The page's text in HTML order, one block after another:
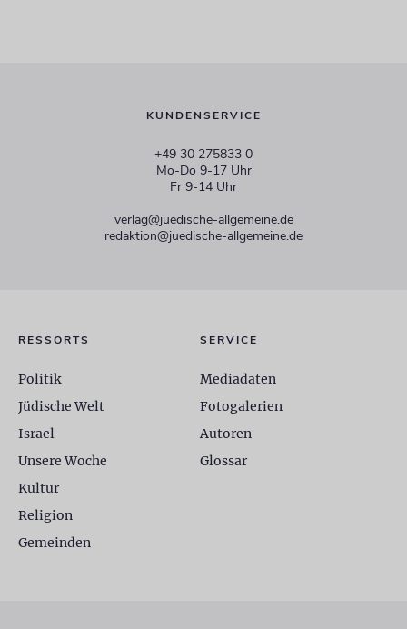
KUNDENSERVICE
+49 30 275833 0
Mo-Do 9-17 Uhr
Fr 9-14 Uhr
verlag@juedische-allgemeine.de
redaktion@juedische-allgemeine.de
RESSORTS
Politik
Jüdische Welt
Israel
Unsere Woche
Kultur
Religion
Gemeinden
SERVICE
Mediadaten
Fotogalerien
Autoren
Glossar